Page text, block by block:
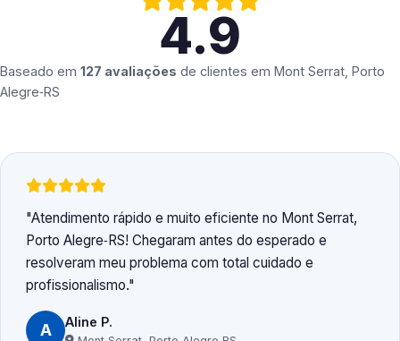
4.9
Baseado em 127 avaliações de clientes em Mont Serrat, Porto
Alegre‑RS
Atendimento rápido e muito eficiente no Mont Serrat,
Porto Alegre‑RS! Chegaram antes do esperado e
resolveram meu problema com total cuidado e
profissionalismo.
A Aline P.